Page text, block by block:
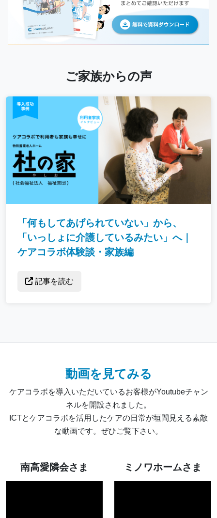
ご家族からの声
「何もしてあげられていない」から、
「いっしょに介護しているみたい」へ｜
ケアコラボ体験談・家族編
記事を読む
動画を見てみる
ケアコラボを導入いただいているお客様がYoutubeチャン
ネルを開設されました。
ICTとケアコラボを活用したケアの日常が垣間見える素敵
な動画です。ぜひご覧下さい。
南高愛隣会さま ミノワホームさま